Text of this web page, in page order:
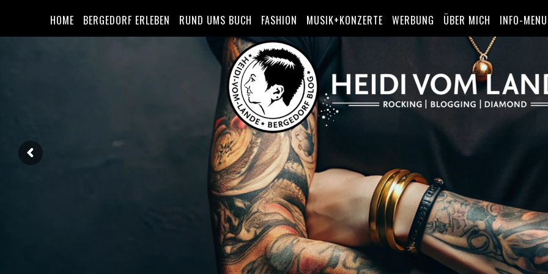
HOME BERGEDORF ERLEBEN RUND UMS BUCH FASHION MUSIK+KONZERTE WERBUNG ÜBER MICH INFO-